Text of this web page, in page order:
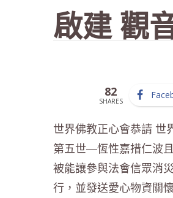
啟建 觀
82
SHARES
世界佛教正心會恭請 世
第五世—恆性嘉措仁波
被能讓參與法會信眾消
行，並發送愛心物資關